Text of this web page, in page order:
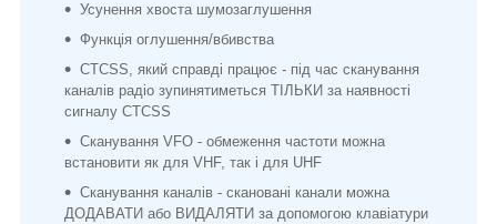
Усунення хвоста шумозаглушення
Функція оглушення/вбивства
CTCSS, який справді працює - під час сканування
каналів радіо зупинятиметься ТІЛЬКИ за наявності
сигналу CTCSS
Сканування VFO - обмеження частоти можна
встановити як для VHF, так і для UHF
Сканування каналів - скановані канали можна
ДОДАВАТИ або ВИДАЛЯТИ за допомогою клавіатури